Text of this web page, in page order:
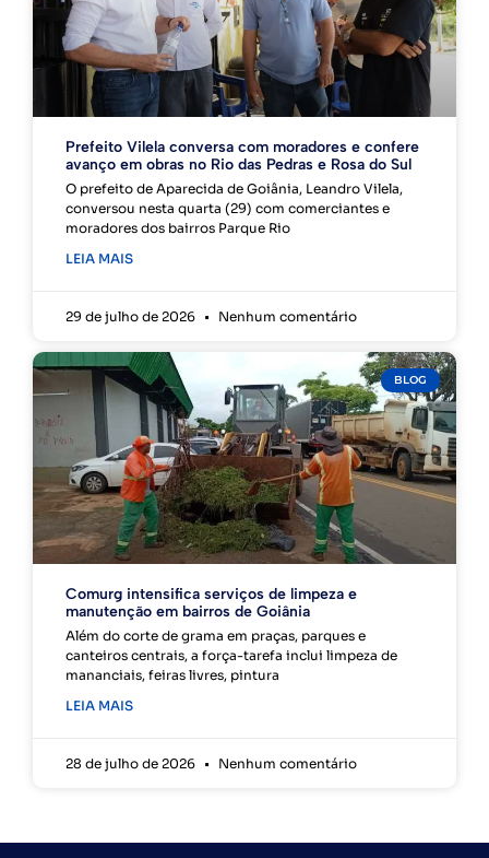
Prefeito Vilela conversa com moradores e confere
avanço em obras no Rio das Pedras e Rosa do Sul
O prefeito de Aparecida de Goiânia, Leandro Vilela,
conversou nesta quarta (29) com comerciantes e
moradores dos bairros Parque Rio
LEIA MAIS
29 de julho de 2026 Nenhum comentário
BLOG
Comurg intensifica serviços de limpeza e
manutenção em bairros de Goiânia
Além do corte de grama em praças, parques e
canteiros centrais, a força-tarefa inclui limpeza de
mananciais, feiras livres, pintura
LEIA MAIS
28 de julho de 2026 Nenhum comentário